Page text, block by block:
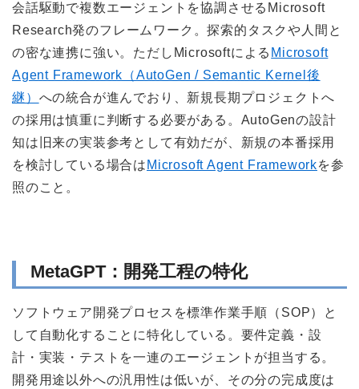
会話駆動で複数エージェントを協調させるMicrosoft
Research発のフレームワーク。探索的タスクや人間と
の密な連携に強い。ただしMicrosoftによる Microsoft
Agent Framework（AutoGen / Semantic Kernel後
継） への統合が進んでおり、新規長期プロジェクトへ
の採用は慎重に判断する必要がある。AutoGenの設計
知は旧来の実装参考として有効だが、新規の本番採用
を検討している場合は Microsoft Agent Frameworkを参
照のこと。
MetaGPT：開発工程の特化
ソフトウェア開発プロセスを標準作業手順（SOP）と
して自動化することに特化している。要件定義・設
計・実装・テストを一連のエージェントが担当する。
開発用途以外への汎用性は低いが、その分の完成度は